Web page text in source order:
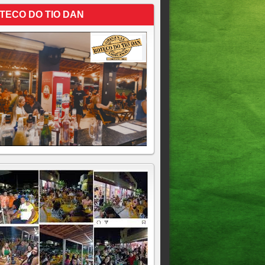
DO TIO DAN